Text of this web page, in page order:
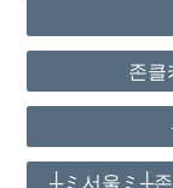
존클
┼ミ서울ミ┼